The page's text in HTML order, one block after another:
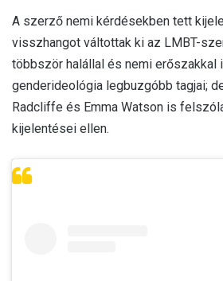
A szerző nemi kérdésekben tett
visszhangot váltottak ki az LMBT-
többször halállal és nemi erőszakkal
genderideológia legbuzgóbb tagjai;
Radcliffe és Emma Watson is
kijelentései ellen.